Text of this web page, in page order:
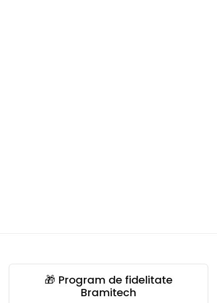
🎁 Program de fidelitate
Bramitech